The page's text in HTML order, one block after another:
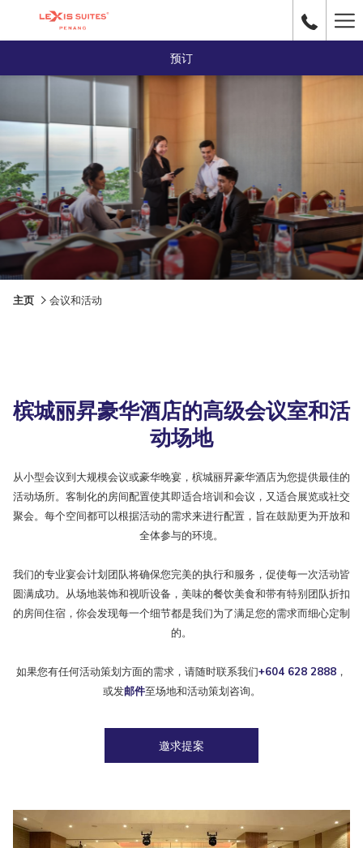
预订
主页 会议和活动
槟城丽昇豪华酒店的高级会议室和活
动场地
从小型会议到大规模会议或豪华晚宴，槟城丽昇豪华酒店为您提供最佳的
活动场所。客制化的房间配置使其即适合培训和会议，又适合展览或社交
聚会。每个空间都可以根据活动的需求来进行配置，旨在鼓励更为开放和
全体参与的环境。
我们的专业宴会计划团队将确保您完美的执行和服务，促使每一次活动皆
圆满成功。从场地装饰和视听设备，美味的餐饮美食和带有特别团队折扣
的房间住宿，你会发现每一个细节都是我们为了满足您的需求而细心定制
的。
如果您有任何活动策划方面的需求，请随时联系我们+604 628 2888 ，
或发邮件至场地和活动策划咨询。
邀求提案